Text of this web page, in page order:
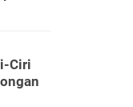
Ciri